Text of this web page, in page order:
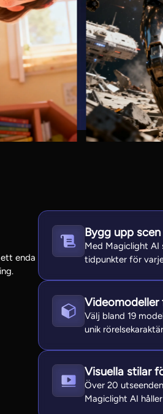
enda
Bygg upp
Med Magiclight AI
tidpunkter för
Videomodeller
Välj bland 19
unik
Visuella stilar
Över 20
Magiclight AI